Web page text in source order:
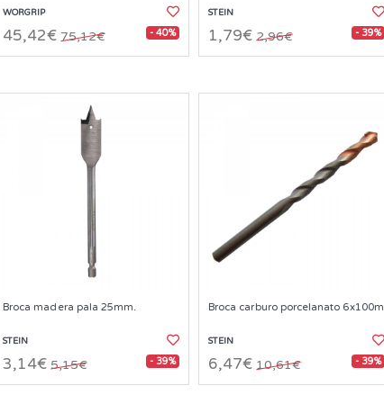
WORGRIP
45,42€ 75,12€ - 40%
STEIN
1,79€ 2,96€ - 39%
Broca madera pala 25mm.
STEIN
3,14€ 5,15€ - 39%
Broca carburo porcelanato 6x100m
STEIN
6,47€ 10,61€ - 39%